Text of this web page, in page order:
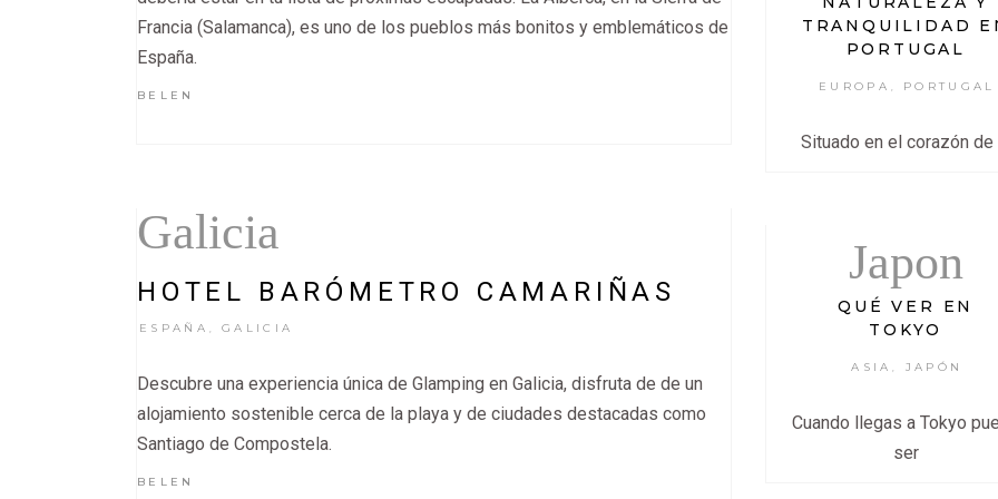
Francia (Salamanca), es uno de los pueblos más bonitos y emblemáticos de
España.
BELEN
Galicia
HOTEL BARÓMETRO CAMARIÑAS
ESPAÑA GALICIA
Descubre una experiencia única de Glamping en Galicia, disfruta de de un
alojamiento sostenible cerca de la playa y de ciudades destacadas como
Santiago de Compostela.
BELEN
TRANQUILIDAD
PORTUGAL
EUROPA PORTUGAL
Situado en el corazón de
Japon
QUÉ VER EN
TOKYO
ASIA JAPÓN
Cuando llegas a Tokyo
ser